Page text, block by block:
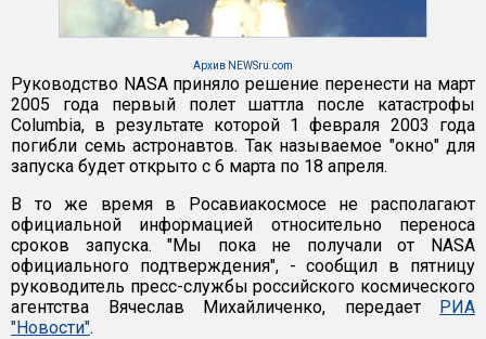
Архив NEWSru.com
Руководство NASA приняло решение перенести на март
2005 года первый полет шаттла после катастрофы
Columbia, в результате которой 1 февраля 2003 года
погибли семь астронавтов. Так называемое "окно" для
запуска будет открыто с 6 марта по 18 апреля.
В то же время в Росавиакосмосе не располагают
официальной информацией относительно переноса
сроков запуска. "Мы пока не получали от NASA
официального подтверждения", - сообщил в пятницу
руководитель пресс-службы российского космического
агентства Вячеслав Михайличенко, передает РИА
"Новости".